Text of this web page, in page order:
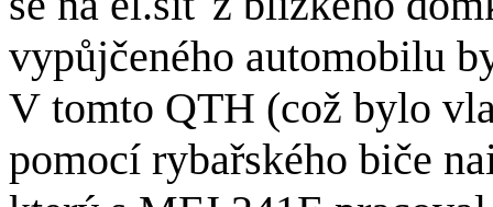
vypůjčeného automobilu
V tomto QTH (což bylo
pomocí rybařského biče